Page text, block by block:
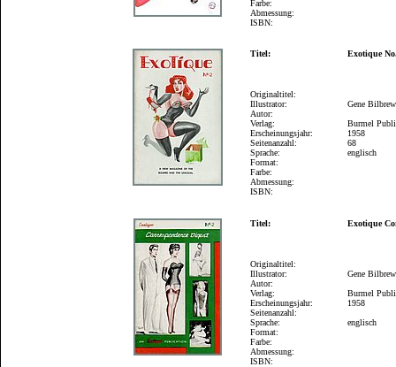
Farbe:
Abmessung:
ISBN:
Titel: Exotique
Originaltitel:
Illustrator:
Autor:
Verlag:
Erscheinungsjahr:
Seitenanzahl:
Sprache:
Format:
Farbe:
Abmessung:
ISBN:
Gene Bilbrew
Burmel
1958
68
englisch
Titel: Exotique
Originaltitel:
Illustrator:
Autor:
Verlag:
Erscheinungsjahr:
Seitenanzahl:
Sprache:
Format:
Farbe:
Abmessung:
ISBN:
Gene Bilbrew
Burmel
1958
englisch